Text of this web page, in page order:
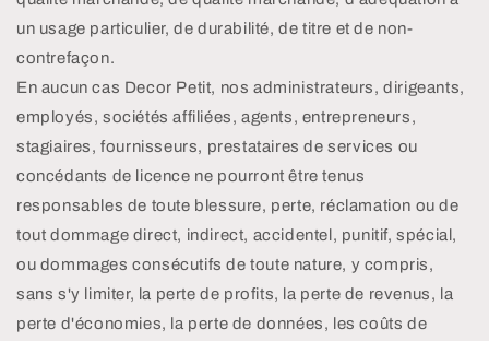
un usage particulier, de durabilité, de titre et de non-
contrefaçon.
En aucun cas Decor Petit, nos administrateurs, dirigeants,
employés, sociétés affiliées, agents, entrepreneurs,
stagiaires, fournisseurs, prestataires de services ou
concédants de licence ne pourront être tenus
responsables de toute blessure, perte, réclamation ou de
tout dommage direct, indirect, accidentel, punitif, spécial,
ou dommages consécutifs de toute nature, y compris,
sans s'y limiter, la perte de profits, la perte de revenus, la
perte d'économies, la perte de données, les coûts de